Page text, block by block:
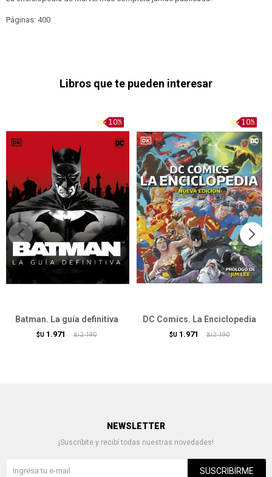
Páginas: 400
Libros que te pueden interesar
Batman. La guía definitiva
$U 1.971 $U 2.190
DC Comics. La Enciclopedia
$U 1.971 $U 2.190
NEWSLETTER
¡Suscribite y recibí todas nuestras novedades!
SUSCRIBIRME